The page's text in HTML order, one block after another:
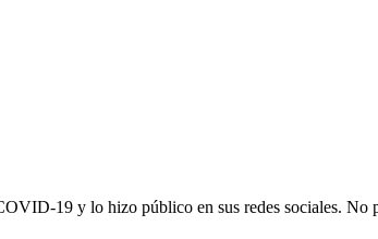
19 y lo hizo público en sus redes sociales. No